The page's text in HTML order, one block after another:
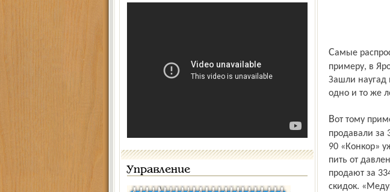
Управление
Самые распространённые в наши дни заболевания – сердечно-сосудистые. К
примеру, в
Зашли наугад
одно и то же
Вот тому пример. В аптечной сети «Медуница» 30 таблеток «Конкор» 10 мг в тот день
продавали за
90 «Конкор»
пить от
продают за
скидок.